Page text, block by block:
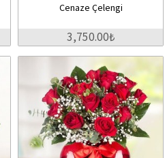
Cenaze Çelengi
3,750.00₺